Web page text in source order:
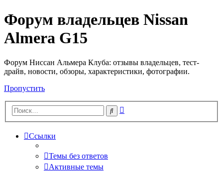
Форум владельцев Nissan
Almera G15
Форум Ниссан Альмера Клуба: отзывы владельцев, тест-
драйв, новости, обзоры, характеристики, фотографии.
Пропустить
Поиск
Ссылки
Темы без ответов
Активные темы